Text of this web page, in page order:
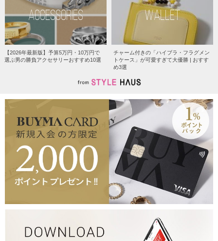
ACCESSORIES
【2026年最新版】予算5万円・10万円で
選ぶ男の勝負アクセサリーおすすめ10選
WALLET
チャーム付きの「ハイブラ・フラグメン
トケース」が可愛すぎて大優勝 | おすす
め3選